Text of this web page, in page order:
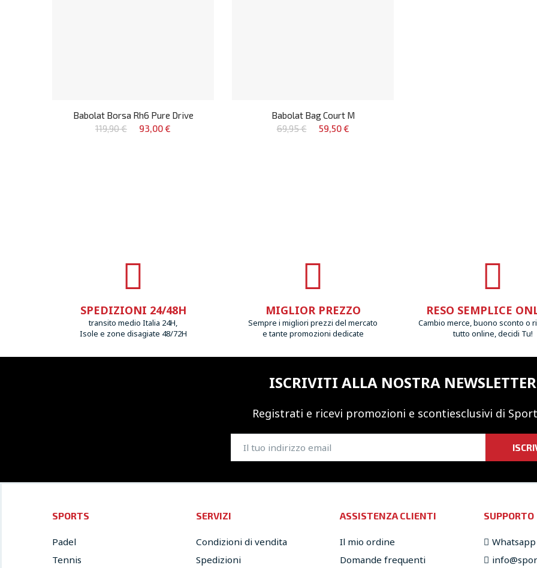
Babolat Borsa Rh6 Pure Drive
119,90 €
93,00 €
Babolat Bag Court M
69,95 €
59,50 €
SPEDIZIONI 24/48H
transito medio Italia 24H,
Isole e zone disagiate 48/72H
MIGLIOR PREZZO
Sempre i migliori prezzi del mercato
e tante promozioni dedicate
RESO SEMPLICE
Cambio merce, buono sconto o
tutto online, decidi Tu!
ISCRIVITI ALLA NOSTRA NEWSLETTER
Registrati e ricevi promozioni e scontiesclusivi di
SPORTS
Padel
Tennis
SERVIZI
Condizioni di vendita
Spedizioni
ASSISTENZA CLIENTI
Il mio ordine
Domande frequenti
SUPPORTO
Whatsapp